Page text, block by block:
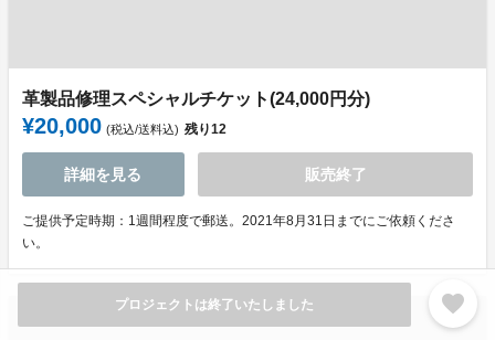
プロジェクトは終了いたしました favorite
革製品修理スペシャルチケット(24,000円分)
¥20,000 (税込/送料込) 残り12
詳細を見る 販売終了
ご提供予定時期：1週間程度で郵送。2021年8月31日までにご依頼くださ
い。